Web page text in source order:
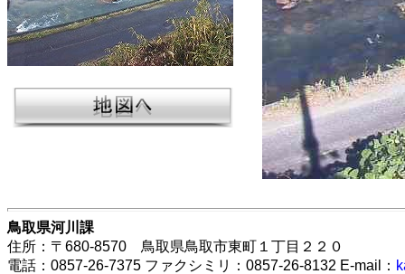
鳥取県河川課
住所：〒680-8570 鳥取県鳥取市東町１丁目２２０
電話：0857-26-7375 ファクシミリ：0857-26-8132 E-mail：